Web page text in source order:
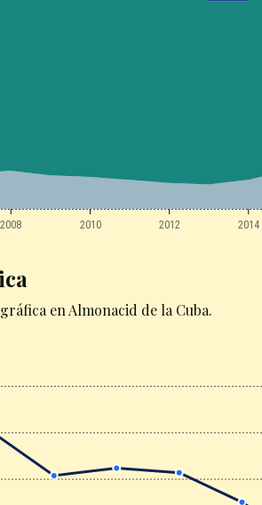
2008 2010 2012 2014
en Almonacid de la Cuba.